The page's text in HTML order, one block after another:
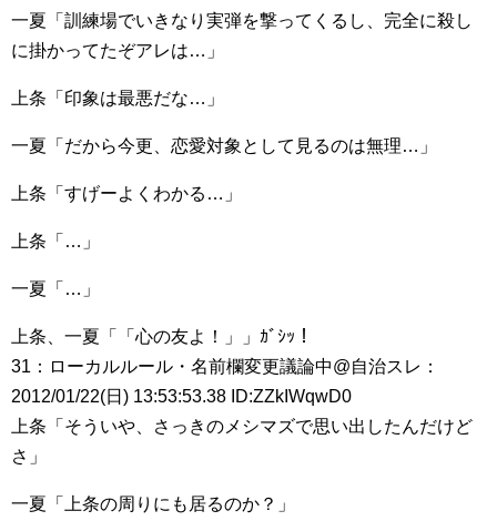
一夏「訓練場でいきなり実弾を撃ってくるし、完全に殺し
に掛かってたぞアレは…」
上条「印象は最悪だな…」
一夏「だから今更、恋愛対象として見るのは無理…」
上条「すげーよくわかる…」
上条「…」
一夏「…」
上条、一夏「「心の友よ！」」ｶﾞｼｯ！
31：ローカルルール・名前欄変更議論中@自治スレ：
2012/01/22(日) 13:53:53.38 ID:ZZkIWqwD0
上条「そういや、さっきのメシマズで思い出したんだけど
さ」
一夏「上条の周りにも居るのか？」